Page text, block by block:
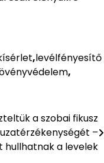
,levélfényesítő
,
a szobai fikusz
–
hullhatnak a levelek